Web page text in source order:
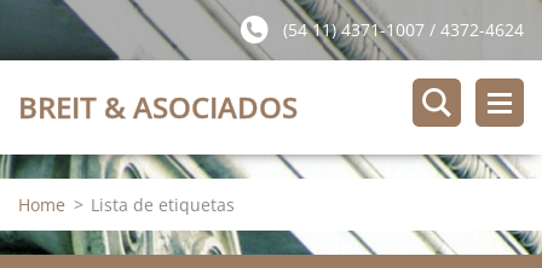
(54 11) 4371-1007 / 4372-4624
BREIT & ASOCIADOS
Home > Lista de etiquetas